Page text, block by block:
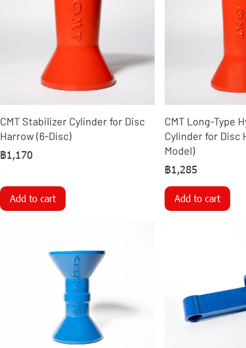
CMT Stabilizer Cylinder for Disc
Harrow (6-Disc)
฿1,170
Add to cart
CMT Long-Type
Cylinder for Disc
Model)
฿1,285
Add to cart